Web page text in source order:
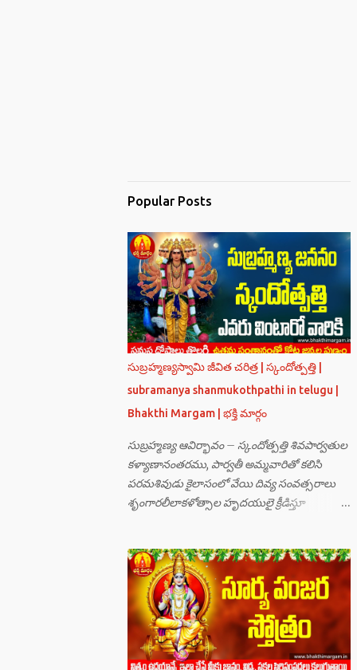
Popular Posts
సుబ్రహ్మణ్యస్వామి జీవిత చరిత్ర | స్కందోత్పత్తి |
subramanya shanmukothpathi in telugu |
Bhakthi Margam | భక్తి మార్గం
సుబ్రహ్మణ్య ఆవిర్భావం – స్కందోత్పత్తి శివపార్వతుల
కళ్యాణానంతరము, పార్వతీ అమ్మవారితో కలిసి
పరమశివుడు కైలాసంలో వేయి దివ్య సంవత్సరాలు
శృంగారలీలాకళోత్సాల హృదయులై క్రీడిస్తూ
ఉన్నది. సమస్త దేవతా గణములు,సాధు పుంగవులు
తారకాసురుడు పెడుతున్న బాధలు భరింపలేకుండా
ఉన్నారు. తారకాసురుడు బ్రహ్మగారి నుండి పొందిన
వరమేమనగా… పరమశివుని వీర్యానికి జన్మించిన వాడి
చేతిలోనే తాను సంహరించబడాలి అని. శివుడు అంటే
కామాన్ని గెలిచిన వాడు, ఆయన ఎప్పుడు తనలోతానే